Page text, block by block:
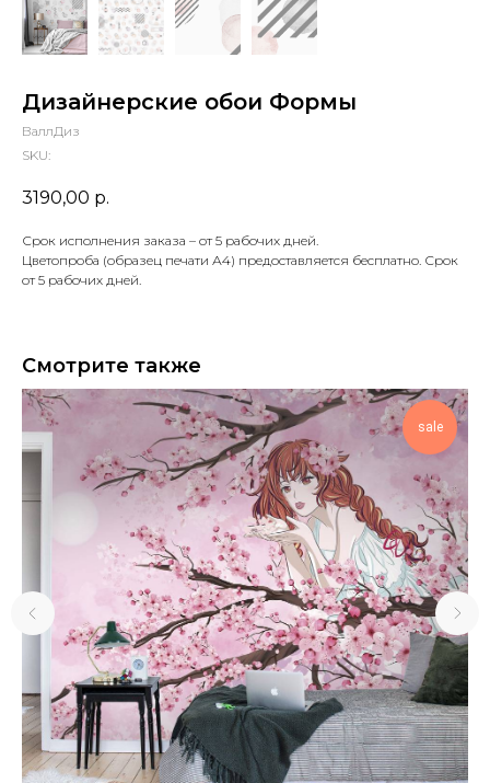
Дизайнерские обои Формы
ВаллДиз
SKU:
3190,00 р.
Срок исполнения заказа – от 5 рабочих дней.
Цветопроба (образец печати А4) предоставляется бесплатно. Срок
от 5 рабочих дней.
Смотрите также
sale